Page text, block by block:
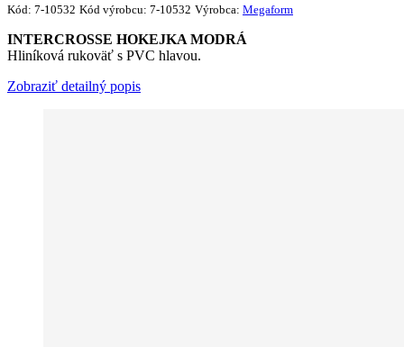
Kód: 7-10532 Kód výrobcu: 7-10532 Výrobca: Megaform
INTERCROSSE HOKEJKA MODRÁ
Hliníková rukoväť s PVC hlavou.
Zobraziť detailný popis